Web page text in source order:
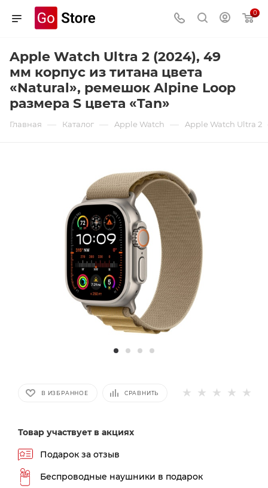
0
Apple Watch Ultra 2 (2024), 49
мм корпус из титана цвета
«Natural», ремешок Alpine Loop
размера S цвета «Tan»
Главная — Каталог — Apple Watch — Apple Watch Ultra 2
В ИЗБРАННОЕ СРАВНИТЬ
Товар участвует в акциях
Подарок за отзыв
Беспроводные наушники в подарок